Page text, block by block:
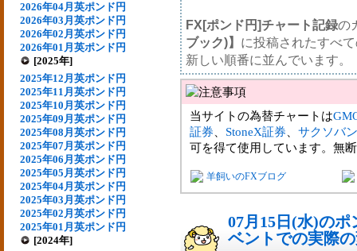
2026年04月英ポンド円
2026年03月英ポンド円
2026年02月英ポンド円
2026年01月英ポンド円
[2025年]
2025年12月英ポンド円
2025年11月英ポンド円
2025年10月英ポンド円
2025年09月英ポンド円
2025年08月英ポンド円
2025年07月英ポンド円
2025年06月英ポンド円
2025年05月英ポンド円
2025年04月英ポンド円
2025年03月英ポンド円
2025年02月英ポンド円
2025年01月英ポンド円
[2024年]
FX[ポンド円]チャート記録の
ブック)】 に投稿されたすべ
新しい順番に並んでいます。
当サイトの為替チャートは
証券
StoneX証券
サクソバ
可を得て使用しています。無
羊飼いのFXブログ
07月15日(水)の
ベントでの実際